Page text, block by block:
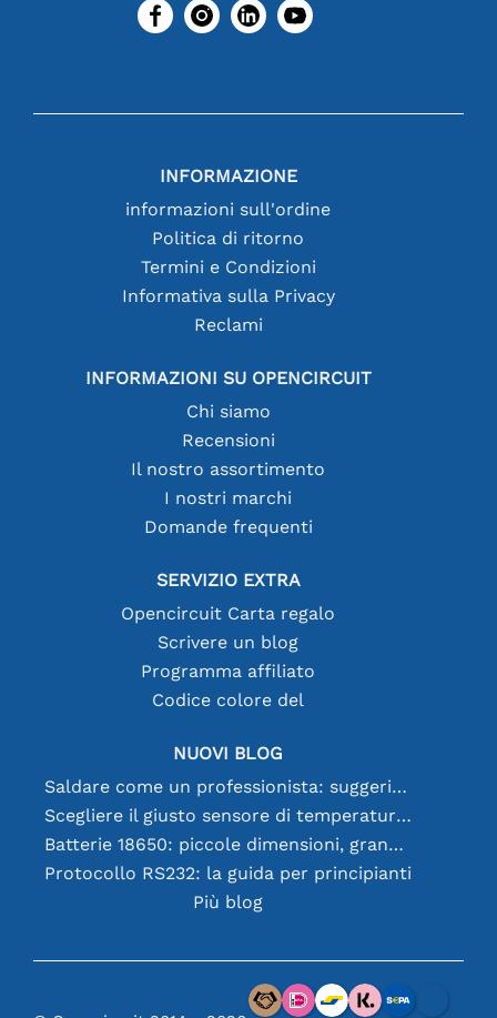
INFORMAZIONE
informazioni sull'ordine
Politica di ritorno
Termini e Condizioni
Informativa sulla Privacy
Reclami
INFORMAZIONI SU OPENCIRCUIT
Chi siamo
Recensioni
Il nostro assortimento
I nostri marchi
Domande frequenti
SERVIZIO EXTRA
Opencircuit Carta regalo
Scrivere un blog
Programma affiliato
Codice colore del
NUOVI BLOG
Saldare come un professionista: suggerimenti per connessioni elettroniche perfette
Scegliere il giusto sensore di temperatura [youtube]
Batterie 18650: piccole dimensioni, grandi prestazioni
Protocollo RS232: la guida per principianti
Più blog